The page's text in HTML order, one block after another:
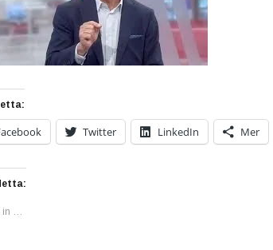
Twitter LinkedIn Mer
in …